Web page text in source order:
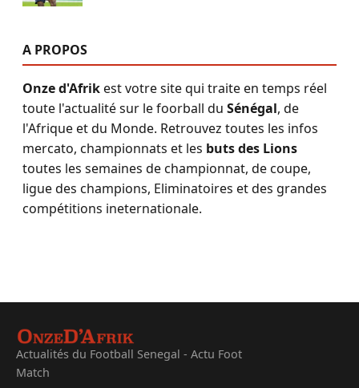
A PROPOS
Onze d'Afrikest votre site qui traite en temps réel
toute l'actualité sur le foorball du Sénégal, de
l'Afrique et du Monde. Retrouvez toutes les infos
mercato, championnats et les buts des Lions
toutes les semaines de championnat, de coupe,
ligue des champions, Eliminatoires et des grandes
compétitions ineternationale.
Actualités du Football Senegal - Actu Foot
Match